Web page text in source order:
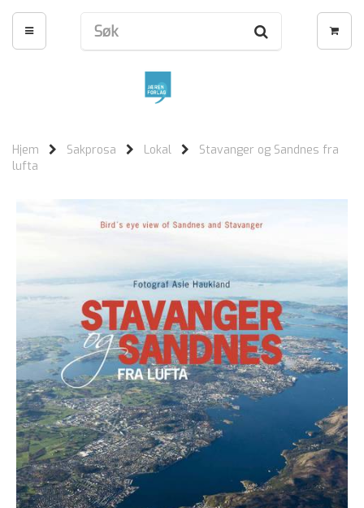
Hjem Sakprosa Lokal
Stavanger og Sandnes fra
lufta